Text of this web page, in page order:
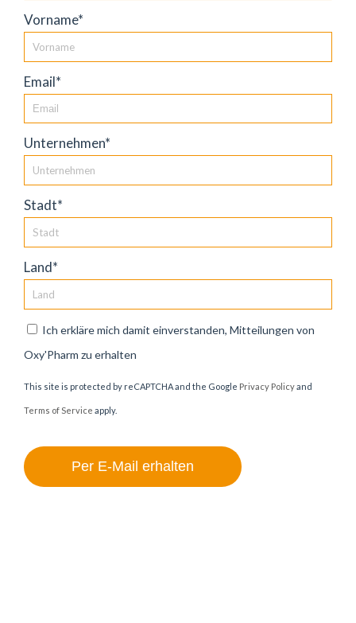
Vorname*
Email*
Unternehmen*
Stadt*
Land*
Ich erkläre mich damit einverstanden, Mitteilungen von
Oxy'Pharm zu erhalten
This site is protected by reCAPTCHA and the Google Privacy Policyand
Terms of Service apply.